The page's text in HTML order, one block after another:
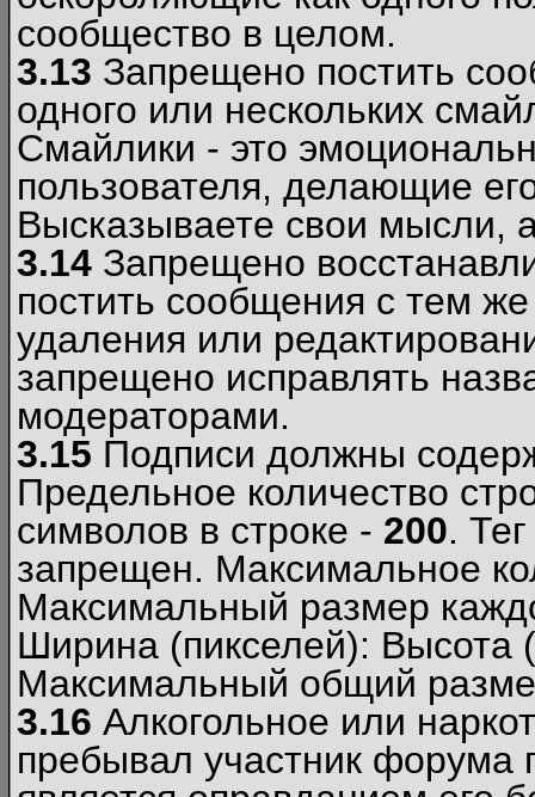
сообщество в целом.
3.13 Запрещено постить
одного или нескольких
Смайлики - это
пользователя, делающие
Высказываете свои мысли,
3.14 Запрещено
постить сообщения с тем
удаления или
запрещено исправлять
модераторами.
3.15 Подписи должны
Предельное количество
символов в строке - 200.
запрещен. Максимальное
Максимальный размер
Ширина (пикселей): Высота
Максимальный общий
3.16 Алкогольное или
пребывал участник форума